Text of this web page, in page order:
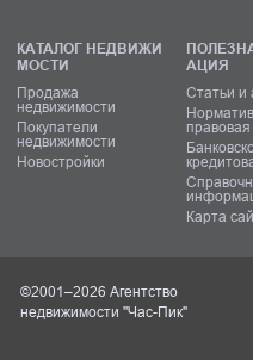
КАТАЛОГ НЕДВИЖИ
МОСТИ
Продажа
недвижимости
Покупатели
недвижимости
Новостройки
АЦИЯ
Статьи и
Карта
©2001–2026 Агентство
недвижимости "Час-Пик"